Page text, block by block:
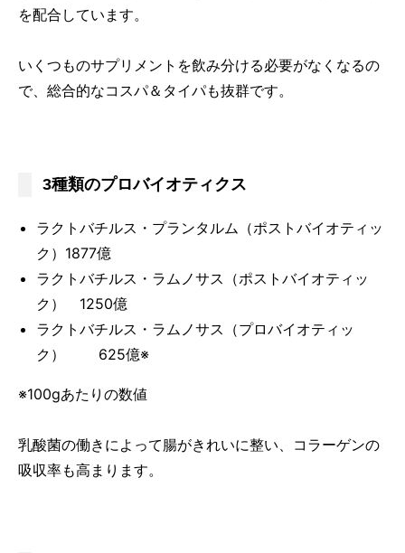
を配合しています。
いくつものサプリメントを飲み分ける必要がなくなるの
で、総合的なコスパ＆タイパも抜群です。
3種類のプロバイオティクス
ラクトバチルス・プランタルム（ポストバイオティッ
ク）1877億
ラクトバチルス・ラムノサス（ポストバイオティッ
ク） 1250億
ラクトバチルス・ラムノサス（プロバイオティッ
ク） 625億※
※100gあたりの数値
乳酸菌の働きによって腸がきれいに整い、コラーゲンの
吸収率も高まります。